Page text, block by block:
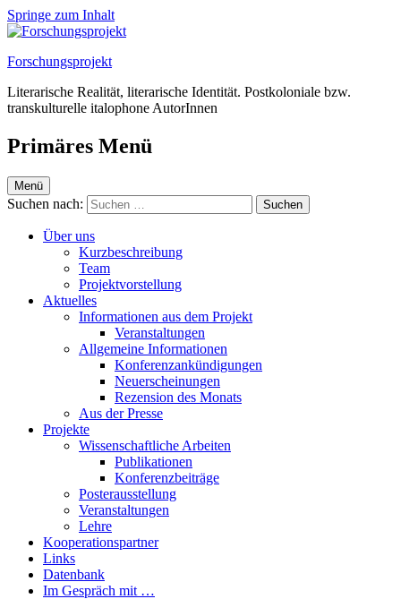
Springe zum Inhalt
Forschungsprojekt
Literarische Realität, literarische Identität. Postkoloniale bzw.
transkulturelle italophone AutorInnen
Primäres Menü
Menü
Suchen nach:
Über uns
Kurzbeschreibung
Team
Projektvorstellung
Aktuelles
Informationen aus dem Projekt
Veranstaltungen
Allgemeine Informationen
Konferenzankündigungen
Neuerscheinungen
Rezension des Monats
Aus der Presse
Projekte
Wissenschaftliche Arbeiten
Publikationen
Konferenzbeiträge
Posterausstellung
Veranstaltungen
Lehre
Kooperationspartner
Links
Datenbank
Im Gespräch mit …